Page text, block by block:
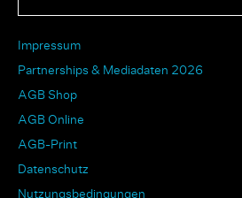
Impressum
Partnerships & Mediadaten 2026
AGB Shop
AGB Online
AGB-Print
Datenschutz
Nutzungsbedingungen